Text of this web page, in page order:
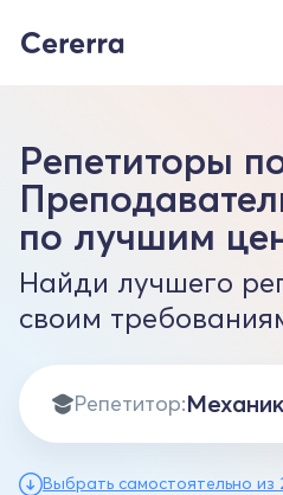
Репетиторы
по лучшим
Найди лучшего
своим
Репетитор:
Выбрать самостоятельно из